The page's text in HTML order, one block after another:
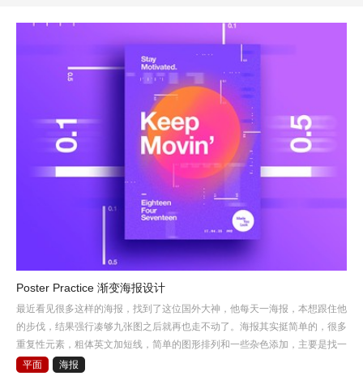
Poster Practice 渐变海报设计
最近看见很多这样的海报，找到了这位国外大神，他每天一海报，本想跟住他
的步伐，结果强行凑够九张图之后就再也走不动了。海报其实挺简单的，很多
重复性元素，粗体英文加短线，简单的图形排列和一些杂色添加，主要是找一
些好的色彩感觉吧!
平面 海报